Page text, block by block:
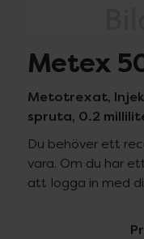
Metex
Metotrexat,
spruta, 0.2
Du behöver ett
vara. Om du har
att logga in med